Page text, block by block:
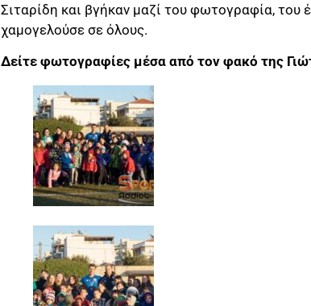
Σιταρίδη και βγήκαν μαζί του φωτογραφία, του
χαμογελούσε σε όλους.
Δείτε φωτογραφίες μέσα από τον φακό της